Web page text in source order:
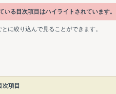
る目次項目はハイライトされています。
に絞り込んで見ることができます。
次項目